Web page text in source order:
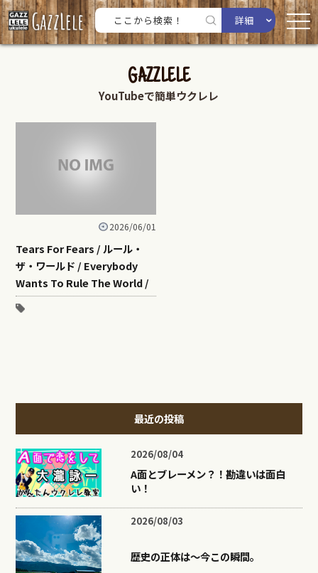
詳細
GAZZLELE
YouTubeで簡単ウクレレ
2026/06/01
Tears For Fears / ルール・
ザ・ワールド / Everybody
Wants To Rule The World /
最近の投稿
2026/08/04
A面とブレーメン？！勘違いは面白
い！
2026/08/03
歴史の正体は〜今この瞬間。